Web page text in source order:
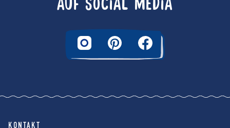
AUF SOCIAL MEDIA
KONTAKT